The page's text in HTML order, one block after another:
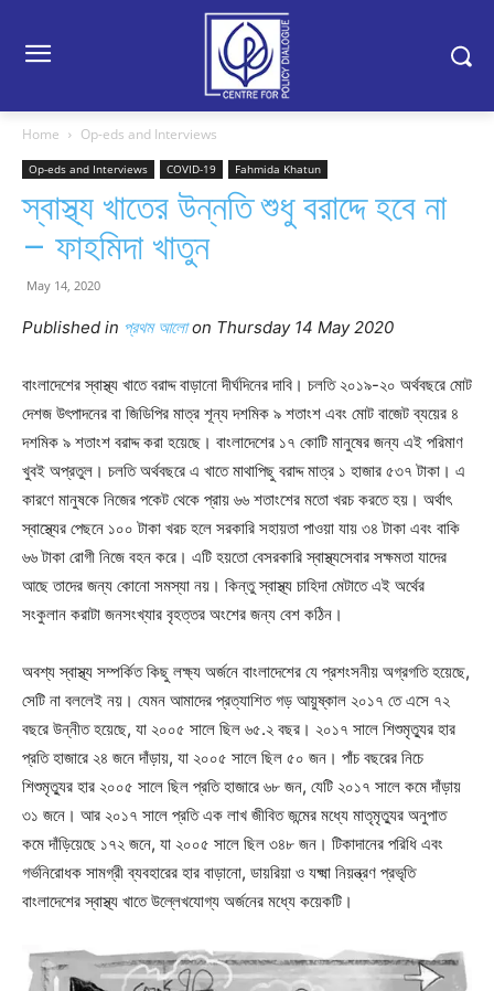
Home Op-eds and Interviews
Op-eds and Interviews COVID-19 Fahmida Khatun
স্বাস্থ্য খাতের উন্নতি শুধু বরাদ্দে হবে না
– ফাহমিদা খাতুন
May 14, 2020
Published in প্রথম আলোon Thursday14 May 2020
বাংলাদেশের স্বাস্থ্য খাতে বরাদ্দ বাড়ানো দীর্ঘদিনের দাবি। চলতি ২০১৯-২০ অর্থবছরে মোট
দেশজ উৎপাদনের বা জিডিপির মাত্র শূন্য দশমিক ৯ শতাংশ এবং মোট বাজেট ব্যয়ের ৪
দশমিক ৯ শতাংশ বরাদ্দ করা হয়েছে। বাংলাদেশের ১৭ কোটি মানুষের জন্য এই পরিমাণ
খুবই অপ্রতুল। চলতি অর্থবছরে এ খাতে মাথাপিছু বরাদ্দ মাত্র ১ হাজার ৫৩৭ টাকা। এ
কারণে মানুষকে নিজের পকেট থেকে প্রায় ৬৬ শতাংশের মতো খরচ করতে হয়। অর্থাৎ
স্বাস্থ্যের পেছনে ১০০ টাকা খরচ হলে সরকারি সহায়তা পাওয়া যায় ৩৪ টাকা এবং বাকি
৬৬ টাকা রোগী নিজে বহন করে। এটি হয়তো বেসরকারি স্বাস্থ্যসেবার সক্ষমতা যাদের
আছে তাদের জন্য কোনো সমস্যা নয়। কিন্তু স্বাস্থ্য চাহিদা মেটাতে এই অর্থের
সংকুলান করাটা জনসংখ্যার বৃহত্তর অংশের জন্য বেশ কঠিন।
অবশ্য স্বাস্থ্য সম্পর্কিত কিছু লক্ষ্য অর্জনে বাংলাদেশের যে প্রশংসনীয় অগ্রগতি হয়েছে,
সেটি না বললেই নয়। যেমন আমাদের প্রত্যাশিত গড় আয়ুষ্কাল ২০১৭ তে এসে ৭২
বছরে উন্নীত হয়েছে, যা ২০০৫ সালে ছিল ৬৫.২ বছর। ২০১৭ সালে শিশুমৃত্যুর হার
প্রতি হাজারে ২৪ জনে দাঁড়ায়, যা ২০০৫ সালে ছিল ৫০ জন। পাঁচ বছরের নিচে
শিশুমৃত্যুর হার ২০০৫ সালে ছিল প্রতি হাজারে ৬৮ জন, যেটি ২০১৭ সালে কমে দাঁড়ায়
৩১ জনে। আর ২০১৭ সালে প্রতি এক লাখ জীবিত জন্মের মধ্যে মাতৃমৃত্যুর অনুপাত
কমে দাঁড়িয়েছে ১৭২ জনে, যা ২০০৫ সালে ছিল ৩৪৮ জন। টিকাদানের পরিধি এবং
গর্ভনিরোধক সামগ্রী ব্যবহারের হার বাড়ানো, ডায়রিয়া ও যক্ষ্মা নিয়ন্ত্রণ প্রভৃতি
বাংলাদেশের স্বাস্থ্য খাতে উল্লেখযোগ্য অর্জনের মধ্যে কয়েকটি।